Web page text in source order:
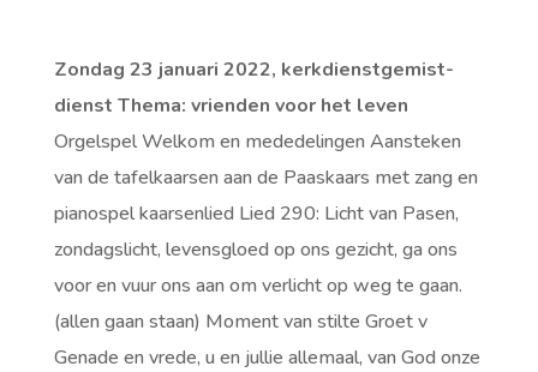
Zondag 23 januari 2022, kerkdienstgemist-
dienst Thema: vrienden voor het leven
Orgelspel Welkom en mededelingen Aansteken
van de tafelkaarsen aan de Paaskaars met zang en
pianospel kaarsenlied Lied 290: Licht van Pasen,
zondagslicht, levensgloed op ons gezicht, ga ons
voor en vuur ons aan om verlicht op weg te gaan.
(allen gaan staan) Moment van stilte Groet v
Genade en vrede, u en jullie allemaal, van God onze